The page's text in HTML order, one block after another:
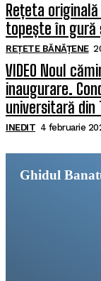
Rețeta
topește în gură
REȚETE BĂNĂȚENE
VIDEO Noul
inaugurare.
universitară din
INEDIT 4 februarie
Ghidul